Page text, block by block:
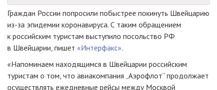
Граждан России попросили побыстрее покинуть Швейцарию
из-за эпидемии коронавируса. С таким обращением
к российским туристам выступило посольство РФ
в Швейцарии, пишет «Интерфакс».
«Напоминаем находящимся в Швейцарии российским
туристам о том, что авиакомпания „Аэрофлот“ продолжает
осуществлять ежедневные рейсы между Москвой